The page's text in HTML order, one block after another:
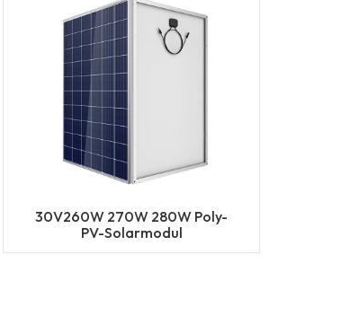
30V260W 270W 280W Poly-
PV-Solarmodul